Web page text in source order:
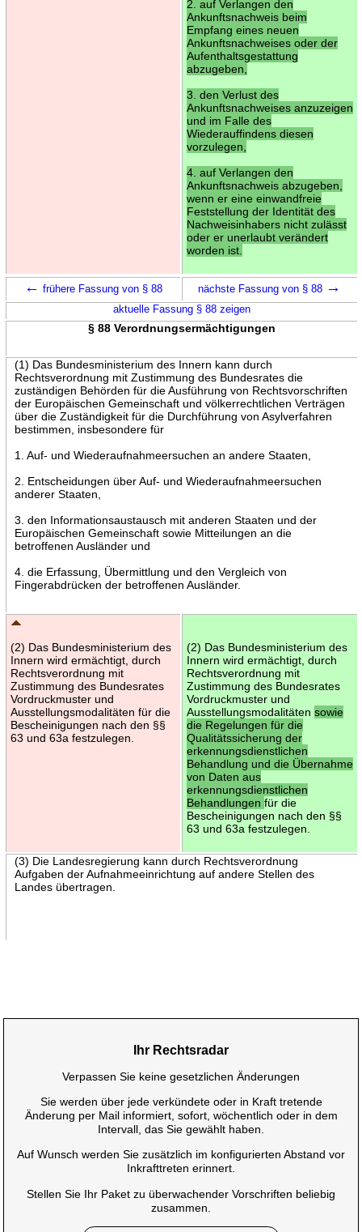
2. auf Verlangen den
Ankunftsnachweis beim
Empfang eines neuen
Ankunftsnachweises oder der
Aufenthaltsgestattung
abzugeben,
3. den Verlust des
Ankunftsnachweises anzuzeigen
und im Falle des
Wiederauffindens diesen
vorzulegen,
4. auf Verlangen den
Ankunftsnachweis abzugeben,
wenn er eine einwandfreie
Feststellung der Identität des
Nachweisinhabers nicht zulässt
oder er unerlaubt verändert
worden ist.
← frühere Fassung von § 88 nächste Fassung von § 88 →
aktuelle Fassung § 88 zeigen
§ 88 Verordnungsermächtigungen
(1) Das Bundesministerium des Innern kann durch
Rechtsverordnung mit Zustimmung des Bundesrates die
zuständigen Behörden für die Ausführung von Rechtsvorschriften
der Europäischen Gemeinschaft und völkerrechtlichen Verträgen
über die Zuständigkeit für die Durchführung von Asylverfahren
bestimmen, insbesondere für
1. Auf- und Wiederaufnahmeersuchen an andere Staaten,
2. Entscheidungen über Auf- und Wiederaufnahmeersuchen
anderer Staaten,
3. den Informationsaustausch mit anderen Staaten und der
Europäischen Gemeinschaft sowie Mitteilungen an die
betroffenen Ausländer und
4. die Erfassung, Übermittlung und den Vergleich von
Fingerabdrücken der betroffenen Ausländer.
(2) Das Bundesministerium des
Innern wird ermächtigt, durch
Rechtsverordnung mit
Zustimmung des Bundesrates
Vordruckmuster und
Ausstellungsmodalitäten für die
Bescheinigungen nach den §§
63 und 63a festzulegen.
(2) Das Bundesministerium des
Innern wird ermächtigt, durch
Rechtsverordnung mit
Zustimmung des Bundesrates
Vordruckmuster und
Ausstellungsmodalitäten sowie
die Regelungen für die
Qualitätssicherung der
erkennungsdienstlichen
Behandlung und die Übernahme
von Daten aus
erkennungsdienstlichen
Behandlungen für die
Bescheinigungen nach den §§
63 und 63a festzulegen.
(3) Die Landesregierung kann durch Rechtsverordnung
Aufgaben der Aufnahmeeinrichtung auf andere Stellen des
Landes übertragen.
Ihr Rechtsradar
Verpassen Sie keine gesetzlichen Änderungen
Sie werden über jede verkündete oder in Kraft tretende
Änderung per Mail informiert, sofort, wöchentlich oder in dem
Intervall, das Sie gewählt haben.
Auf Wunsch werden Sie zusätzlich im konfigurierten Abstand vor
Inkrafttreten erinnert.
Stellen Sie Ihr Paket zu überwachender Vorschriften beliebig
zusammen.